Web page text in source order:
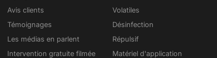
Avis clients
Témoignages
Les médias en parlent
Intervention gratuite filmée
Volatiles
Désinfection
Répulsif
Matériel d'application